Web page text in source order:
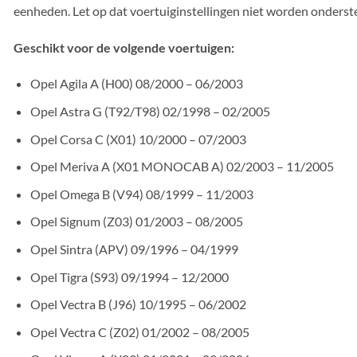
eenheden. Let op dat voertuiginstellingen niet worden
Geschikt voor de volgende voertuigen:
Opel Agila A (H00) 08/2000 – 06/2003
Opel Astra G (T92/T98) 02/1998 – 02/2005
Opel Corsa C (X01) 10/2000 – 07/2003
Opel Meriva A (X01 MONOCAB A) 02/2003 – 11/2005
Opel Omega B (V94) 08/1999 – 11/2003
Opel Signum (Z03) 01/2003 – 08/2005
Opel Sintra (APV) 09/1996 – 04/1999
Opel Tigra (S93) 09/1994 – 12/2000
Opel Vectra B (J96) 10/1995 – 06/2002
Opel Vectra C (Z02) 01/2002 – 08/2005